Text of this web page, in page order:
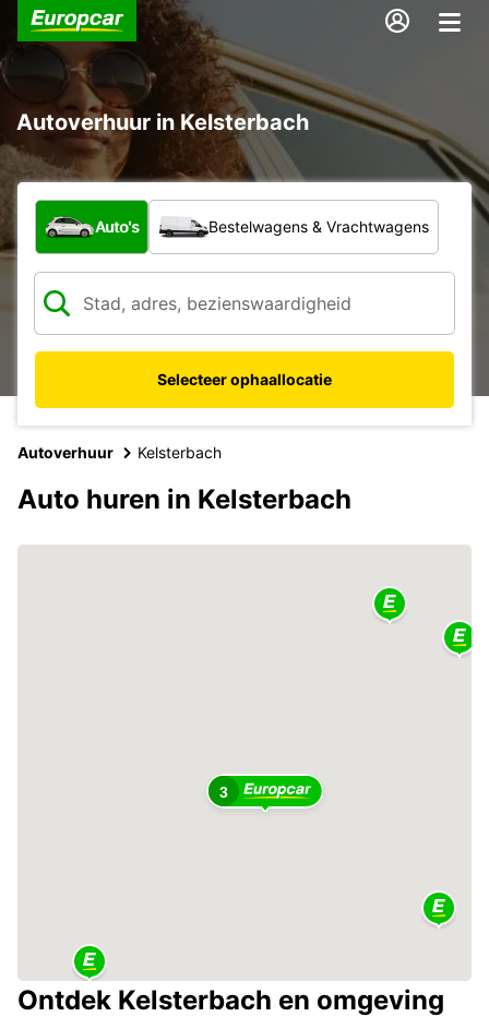
Autoverhuur in Kelsterbach
Welk type voertuig?
Auto's Bestelwagens & Vrachtwagens
Selecteer ophaallocatie
Autoverhuur Kelsterbach
Auto huren in Kelsterbach
3
Ontdek Kelsterbach en omgeving